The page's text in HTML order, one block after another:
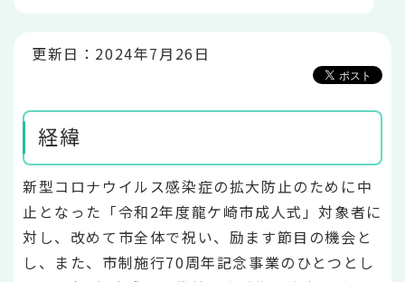
更新日：2024年7月26日
経緯
新型コロナウイルス感染症の拡大防止のために中
止となった「令和2年度龍ケ崎市成人式」対象者に
対し、改めて市全体で祝い、励ます節目の機会と
し、また、市制施行70周年記念事業のひとつとし